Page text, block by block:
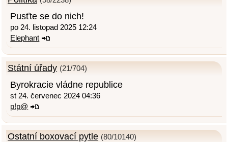
Pusťte se do nich!
po 24. listopad 2025 12:24
Elephant
Státní úřady (21/704)
Byrokracie vládne republice
st 24. červenec 2024 04:36
p!p@
Ostatní boxovací pytle (80/10140)